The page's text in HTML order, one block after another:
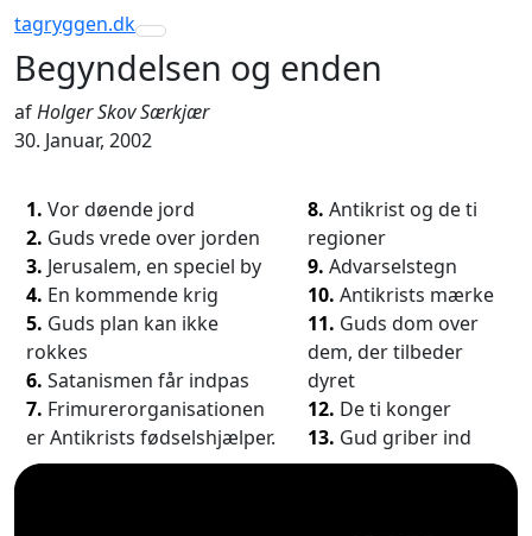
tagryggen.dk
Toggle navigation
Begyndelsen og enden
afHolger Skov Særkjær
30. Januar, 2002
1. Vor døende jord
2. Guds vrede over jorden
3. Jerusalem, en speciel by
4. En kommende krig
5. Guds plan kan ikke
rokkes
6. Satanismen får indpas
7. Frimurerorganisationen
er Antikrists fødselshjælper.
8. Antikrist og de ti
regioner
9. Advarselstegn
10. Antikrists mærke
11. Guds dom over
dem, der tilbeder
dyret
12. De ti konger
13. Gud griber ind